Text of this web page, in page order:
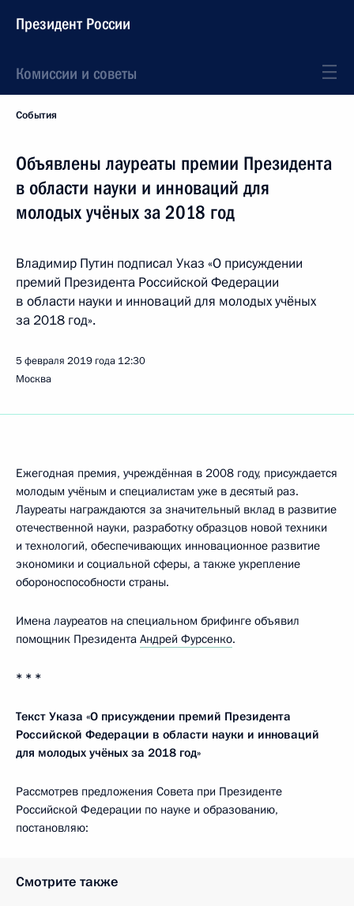
Президент России
Комиссии и советы
События
Объявлены лауреаты премии Президента
в области науки и инноваций для
молодых учёных за 2018 год
Владимир Путин подписал Указ «О присуждении
премий Президента Российской Федерации
в области науки и инноваций для молодых учёных
за 2018 год».
5 февраля 2019 года 12:30
Москва
Ежегодная премия, учреждённая в 2008 году, присуждается
молодым учёным и специалистам уже в десятый раз.
Лауреаты награждаются за значительный вклад в развитие
отечественной науки, разработку образцов новой техники
и технологий, обеспечивающих инновационное развитие
экономики и социальной сферы, а также укрепление
обороноспособности страны.
Имена лауреатов на специальном брифинге объявил
помощник Президента Андрей Фурсенко.
* * *
Текст Указа «О присуждении премий Президента
Российской Федерации в области науки и инноваций
для молодых учёных за 2018 год»
Рассмотрев предложения Совета при Президенте
Российской Федерации по науке и образованию,
постановляю:
Смотрите также